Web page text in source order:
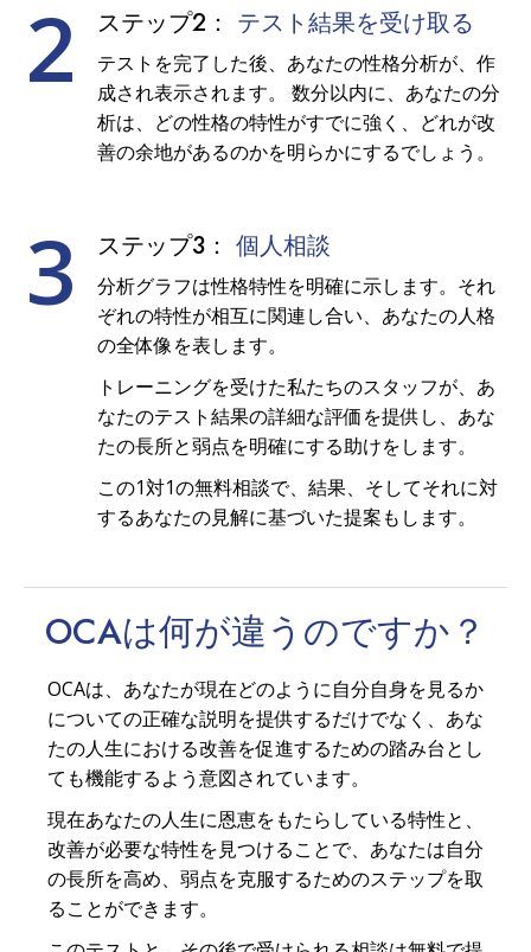
2 ステップ2： テスト結果を受け取る
テストを完了した後、あなたの性格分析が、作
成され表示されます。 数分以内に、あなたの分
析は、どの性格の特性がすでに強く、どれが改
善の余地があるのかを明らかにするでしょう。
3 ステップ3： 個人相談
分析グラフは性格特性を明確に示します。それ
ぞれの特性が相互に関連し合い、あなたの人格
の全体像を表します。
トレーニングを受けた私たちのスタッフが、あ
なたのテスト結果の詳細な評価を提供し、あな
たの長所と弱点を明確にする助けをします。
この1対1の無料相談で、結果、そしてそれに対
するあなたの見解に基づいた提案もします。
OCAは何が違う のですか？
OCAは、あなたが現在どのように自分自身を見るか
についての正確な説明を提供するだけでなく、あな
たの人生における改善を促進するための踏み台とし
ても機能するよう意図されています。
現在あなたの人生に恩恵をもたらしている特性と、
改善が必要な特性を見つけることで、あなたは自分
の長所を高め、弱点を克服するためのステップを取
ることができます。